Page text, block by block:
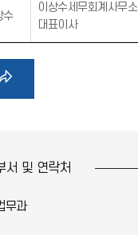
수
이상수세무회계사무소
대표이사
서 및 연락처
무과